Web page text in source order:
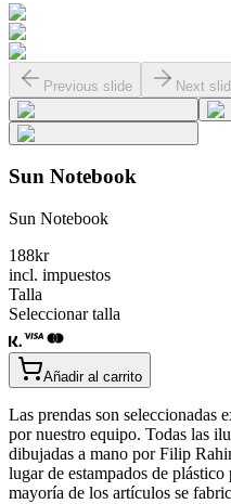
Previous slide Next
Sun Notebook
Sun Notebook
188kr
incl. impuestos
Talla
Seleccionar talla
Añadir al carrito
Las prendas son seleccionadas
por nuestro equipo. Todas las
dibujadas a mano por Filip
lugar de estampados de
mayoría de los artículos se